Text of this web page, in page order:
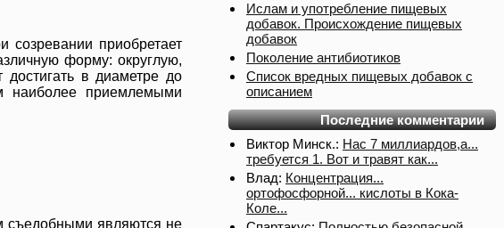
Ислам и употребление пищевых
добавок. Происхождение пищевых
добавок
Поколение антибиотиков
Список вредных пищевых добавок с
описанием
Последние комментарии
Виктор Минск.: Нас 7 миллиардов,а...
требуется 1. Вот и травят как...
Влад: Концентрация...
ортофосфорной... кислоты в Кока-
Коле...
приобретает
форму: округлую,
в диаметре до
наиболее приемлемыми
съедобными являются не